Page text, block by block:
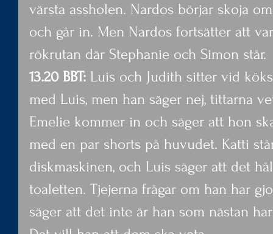
värsta assholen. Nardos börjar skoja
och går in. Men Nardos fortsätter att
rökrutan där Stephanie och Simon står.
13.20 BBT: Luis och Judith sitter vid
med Luis, men han säger nej, tittarna
Emelie kommer in och säger att hon
med en par shorts på huvudet. Katti
diskmaskinen, och Luis säger att det
toaletten. Tjejerna frågar om han har
säger att det inte är han som nästan